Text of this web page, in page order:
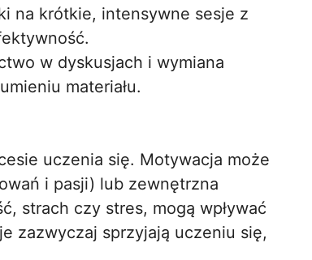
na krótkie, intensywne sesje z
w dyskusjach i wymiana
materiału.
uczenia się. Motywacja może
i pasji) lub zewnętrzna
strach czy stres, mogą wpływać
zazwyczaj sprzyjają uczeniu się,